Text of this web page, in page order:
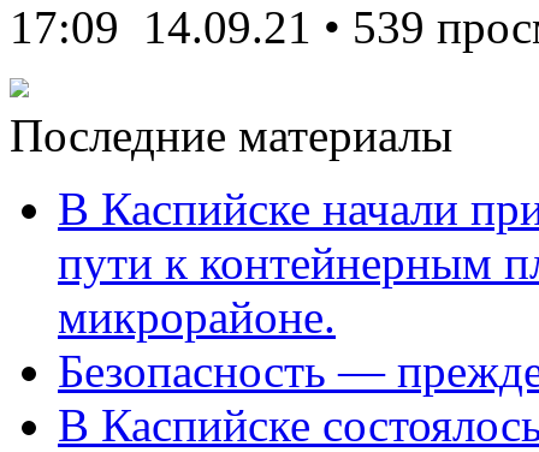
17:09 14.09.21 • 539
Последние материалы
В Каспийске начали
пути к контейнерным
микрорайоне.
Безопасность —
В Каспийске